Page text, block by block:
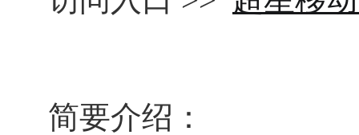
简要介绍：